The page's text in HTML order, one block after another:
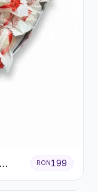
RON199